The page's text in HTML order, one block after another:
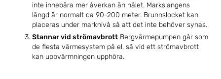
inte innebära mer åverkan än hålet. Markslangens
längd är normalt ca 90-200 meter. Brunnslocket kan
placeras under marknivå så att det inte behöver synas.
Stannar vid strömavbrott Bergvärmepumpen går som
de flesta värmesystem på el, så vid ett strömavbrott
kan uppvärmningen upphöra.